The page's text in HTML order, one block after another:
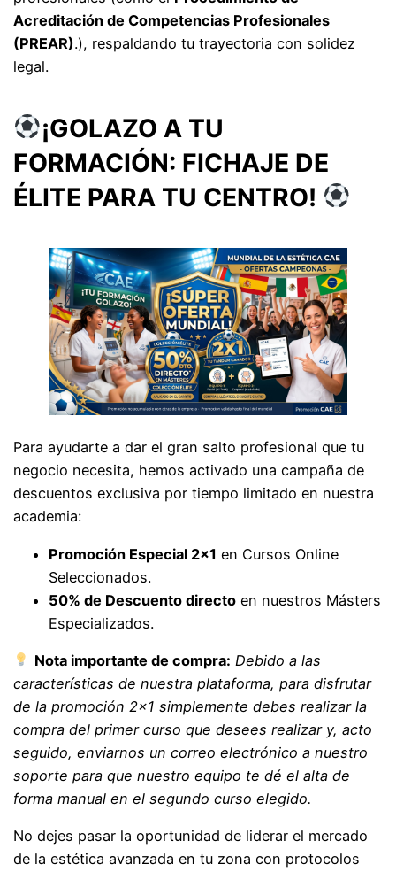
Acreditación de Competencias Profesionales
(PREAR).), respaldando tu trayectoria con solidez
legal.
¡GOLAZO A TU
FORMACIÓN: FICHAJE DE
ÉLITE PARA TU CENTRO!
Para ayudarte a dar el gran salto profesional que tu
negocio necesita, hemos activado una campaña de
descuentos exclusiva por tiempo limitado en nuestra
academia:
Promoción Especial 2×1 en Cursos Online
Seleccionados.
50% de Descuento directo en nuestros Másters
Especializados.
Nota importante de compra: Debido a las
características de nuestra plataforma, para disfrutar
de la promoción 2×1 simplemente debes realizar la
compra del primer curso que desees realizar y, acto
seguido, enviarnos un correo electrónico a nuestro
soporte para que nuestro equipo te dé el alta de
forma manual en el segundo curso elegido.
No dejes pasar la oportunidad de liderar el mercado
de la estética avanzada en tu zona con protocolos